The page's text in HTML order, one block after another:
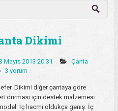
Dikimi
Mayıs 2013 20:31
Çanta
3 yorum
Dikimi diğer çantaya göre
durması için destek malzemesi
İç hacmi oldukça geniş. İç